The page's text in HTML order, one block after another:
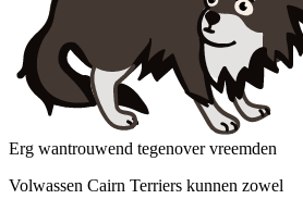
Erg wantrouwend tegenover vreemden
Volwassen Cairn Terriers kunnen zowel